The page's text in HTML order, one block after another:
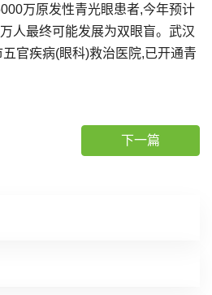
万原发性青光眼患者,今年预计
人最终可能发展为双眼盲。武汉
官疾病(眼科)救治医院,已开通青
下一篇